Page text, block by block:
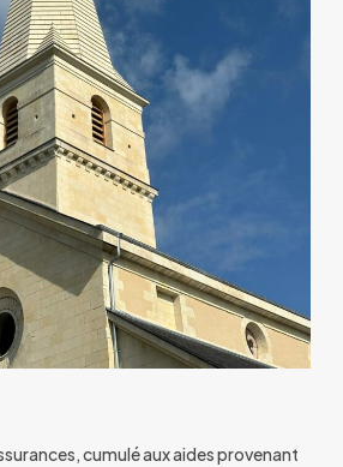
cumulé aux aides provenant